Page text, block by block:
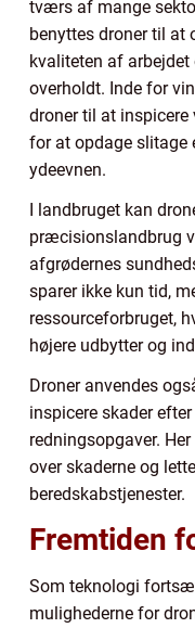
tværs af mange
benyttes droner til at
kvaliteten af arbejdet
overholdt. Inde for
droner til at
for at opdage slitage
ydeevnen.
I landbruget kan
præcisionslandbrug
afgrødernes
sparer ikke kun tid,
ressourceforbruget,
højere udbytter og
Droner anvendes
inspicere skader
redningsopgaver.
over skaderne og
beredskabstjenester.
Fremtiden
Som teknologi
mulighederne for